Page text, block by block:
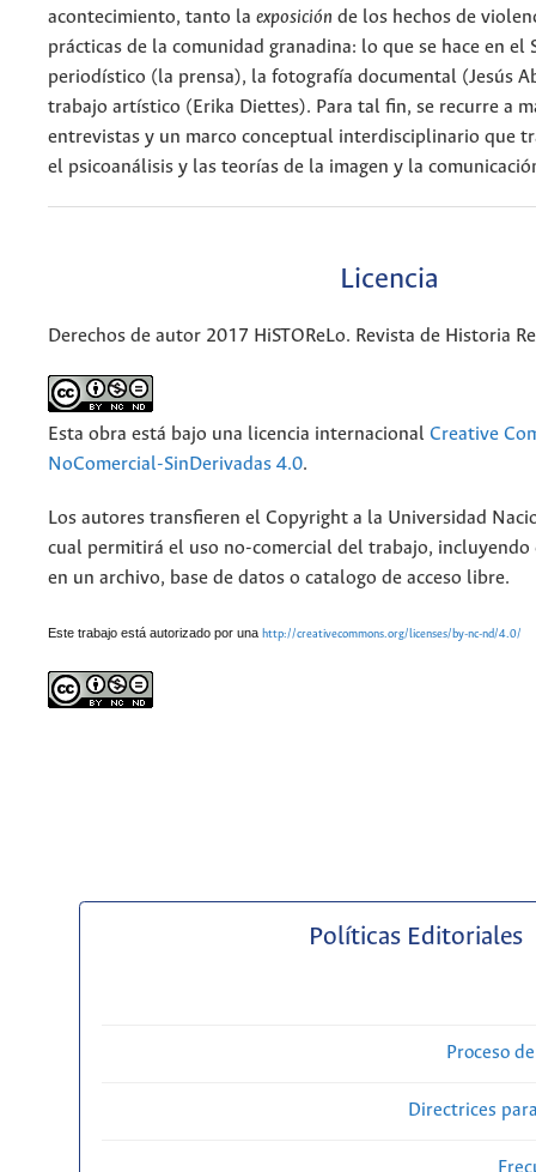
acontecimiento, tanto la exposición de los hechos de
prácticas de la comunidad granadina: lo que se hace en
periodístico (la prensa), la fotografía documental (Jesús
trabajo artístico (Erika Diettes). Para tal fin, se recurre a
entrevistas y un marco conceptual interdisciplinario que
el psicoanálisis y las teorías de la imagen y la
Licencia
Derechos de autor 2017 HiSTOReLo. Revista de Historia
Esta obra está bajo una licencia internacional Creative
NoComercial-SinDerivadas 4.0.
Los autores transfieren el Copyright a la Universidad
cual permitirá el uso no-comercial del trabajo, incluyendo
en un archivo, base de datos o catalogo de acceso libre.
Este trabajo está autorizado por una http://creativecommons.org/licenses/by-nc-nd/4.0/
Políticas Editoriales
Proceso
Directrices